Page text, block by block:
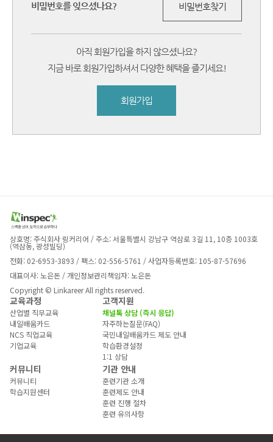
비밀번호를 잊으셨나요? 비밀번호찾기
아직 회원가입을 하지 않으셨나요?
지금 바로 회원가입하셔서 다양한 혜택을 즐기세요!
회원가입
상호명: 주식회사 링커리어 / 주소: 서울특별시 강남구 역삼로 3길 11, 10층 1003호
(역삼동, 광성빌딩)
전화: 02-6953-3893 / 팩스: 02-556-5761 / 사업자등록번호: 105-87-57696
대표이사: 노은돈 / 개인정보관리책임자: 노은돈
Copyright © Linkareer All rights reserved.
교육과정
산업별 직무교육
내일배움카드
NCS 직업교육
기업교육
고객지원
채널톡 상담 (즉시 응답)
자주하는질문(FAQ)
국민내일배움카드 제도 안내
학습환경설정
1:1 상담
커뮤니티
커뮤니티
학습지원센터
기관 안내
훈련기관 소개
훈련제도 안내
훈련 진행 절차
훈련 유의사항